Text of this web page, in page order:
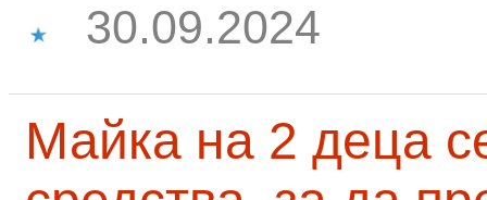
30.09.2024
Майка на 2 деца